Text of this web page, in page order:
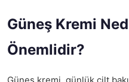
Güneş Kremi
Önemlidir?